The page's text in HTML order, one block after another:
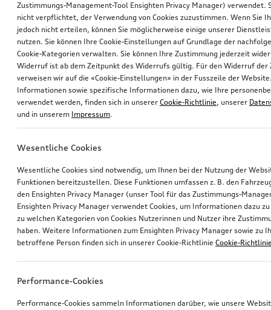
Zustimmungs-Management-Tool Ensighten Privacy Manager) verwendet.
nicht verpflichtet, der Verwendung von Cookies zuzustimmen. Wenn Sie
jedoch nicht erteilen, können Sie möglicherweise einige unserer
nutzen. Sie können Ihre Cookie-Einstellungen auf Grundlage der
Cookie-Kategorien verwalten. Sie können Ihre Zustimmung jederzeit
Widerruf ist ab dem Zeitpunkt des Widerrufs gültig. Für den Widerruf der
verweisen wir auf die «Cookie-Einstellungen» in der Fusszeile der
Informationen sowie spezifische Informationen dazu, wie Ihre
verwendet werden, finden sich in unserer Cookie-Richtlinie, unserer
und in unserem Impressum.
Wesentliche Cookies
Wesentliche Cookies sind notwendig, um Ihnen bei der Nutzung der
Funktionen bereitzustellen. Diese Funktionen umfassen z. B. den
den Ensighten Privacy Manager (unser Tool für das Zustimmungs-
Ensighten Privacy Manager verwendet Cookies, um Informationen dazu
zu welchen Kategorien von Cookies Nutzerinnen und Nutzer ihre
haben. Weitere Informationen zum Ensighten Privacy Manager sowie zu
betroffene Person finden sich in unserer Cookie-Richtlinie Cookie-
Performance-Cookies
Performance-Cookies sammeln Informationen darüber, wie unsere